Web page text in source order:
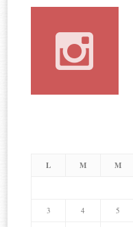
L M M
3 4 5